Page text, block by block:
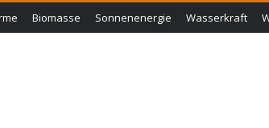
Biomasse Sonnenenergie Wasserkraft